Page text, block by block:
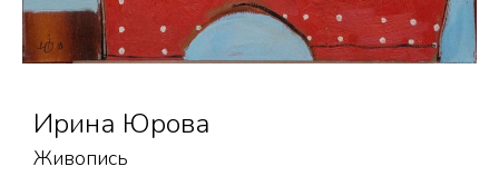
Ирина Юрова
Живопись